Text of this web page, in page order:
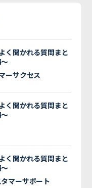
く聞かれる質問まと
ーサクセス
く聞かれる質問まと
く聞かれる質問まと
マーサポート